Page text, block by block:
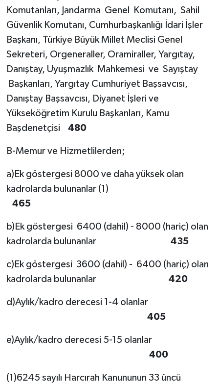
Komutanları, Jandarma Genel Komutanı, Sahil
Güvenlik Komutanı, Cumhurbaşkanlığı İdari İşler
Başkanı, Türkiye Büyük Millet Meclisi Genel
Sekreteri, Orgeneraller, Oramiraller, Yargıtay,
Danıştay, Uyuşmazlık Mahkemesi ve Sayıştay
Başkanları, Yargıtay Cumhuriyet Başsavcısı,
Danıştay Başsavcısı, Diyanet İşleri ve
Yükseköğretim Kurulu Başkanları, Kamu
Başdenetçisi 480
B-Memur ve Hizmetlilerden;
a)Ek göstergesi 8000 ve daha yüksek olan
kadrolarda bulunanlar (1)
465
b)Ek göstergesi 6400 (dahil) - 8000 (hariç) olan
kadrolarda bulunanlar 435
c)Ek göstergesi 3600 (dahil) - 6400 (hariç) olan
kadrolarda bulunanlar 420
d)Aylık/kadro derecesi 1-4 olanlar
405
e)Aylık/kadro derecesi 5-15 olanlar
400
(1)6245 sayılı Harcırah Kanununun 33 üncü